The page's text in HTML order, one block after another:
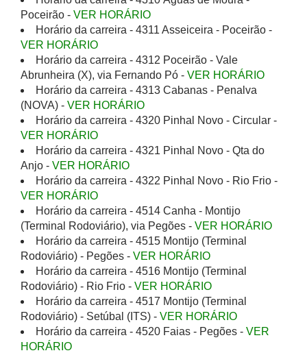
Poceirão - VER HORÁRIO
Horário da carreira - 4311 Asseiceira - Poceirão -
VER HORÁRIO
Horário da carreira - 4312 Poceirão - Vale
Abrunheira (X), via Fernando Pó - VER HORÁRIO
Horário da carreira - 4313 Cabanas - Penalva
(NOVA) - VER HORÁRIO
Horário da carreira - 4320 Pinhal Novo - Circular -
VER HORÁRIO
Horário da carreira - 4321 Pinhal Novo - Qta do
Anjo - VER HORÁRIO
Horário da carreira - 4322 Pinhal Novo - Rio Frio -
VER HORÁRIO
Horário da carreira - 4514 Canha - Montijo
(Terminal Rodoviário), via Pegões - VER HORÁRIO
Horário da carreira - 4515 Montijo (Terminal
Rodoviário) - Pegões - VER HORÁRIO
Horário da carreira - 4516 Montijo (Terminal
Rodoviário) - Rio Frio - VER HORÁRIO
Horário da carreira - 4517 Montijo (Terminal
Rodoviário) - Setúbal (ITS) - VER HORÁRIO
Horário da carreira - 4520 Faias - Pegões - VER
HORÁRIO